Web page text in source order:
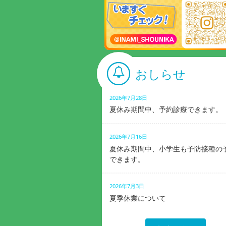
おしらせ
2026年7月28日
夏休み期間中、予約診療できます。
2026年7月16日
夏休み期間中、小学生も予防接種の
できます。
2026年7月3日
夏季休業について